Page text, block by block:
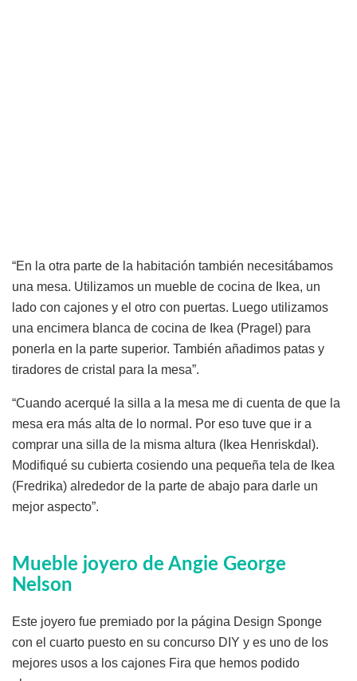
“En la otra parte de la habitación también necesitábamos
una mesa. Utilizamos un mueble de cocina de Ikea, un
lado con cajones y el otro con puertas. Luego utilizamos
una encimera blanca de cocina de Ikea (Pragel) para
ponerla en la parte superior. También añadimos patas y
tiradores de cristal para la mesa”.
“Cuando acerqué la silla a la mesa me di cuenta de que la
mesa era más alta de lo normal. Por eso tuve que ir a
comprar una silla de la misma altura (Ikea Henriskdal).
Modifiqué su cubierta cosiendo una pequeña tela de Ikea
(Fredrika) alrededor de la parte de abajo para darle un
mejor aspecto”.
Mueble joyero de Angie George
Nelson
Este joyero fue premiado por la página Design Sponge
con el cuarto puesto en su concurso DIY y es uno de los
mejores usos a los cajones Fira que hemos podido